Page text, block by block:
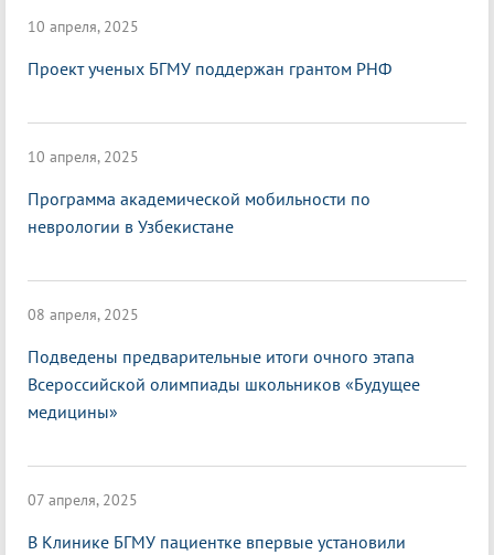
10 апреля, 2025
Проект ученых БГМУ поддержан грантом РНФ
10 апреля, 2025
Программа академической мобильности по
неврологии в Узбекистане
08 апреля, 2025
Подведены предварительные итоги очного этапа
Всероссийской олимпиады школьников «Будущее
медицины»
07 апреля, 2025
В Клинике БГМУ пациентке впервые установили